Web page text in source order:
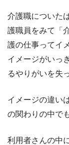
介護職についた
護職員をみて「
護の仕事ってイ
イメージがいっ
るやりがいを失
イメージの違い
の関わりの中で
利用者さんの中